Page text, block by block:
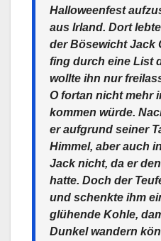
Halloweenfest
aus Irland. Dort
der Bösewicht Jack
fing durch eine List
wollte ihn nur
O fortan nicht mehr
kommen würde.
er aufgrund seiner
Himmel, aber auch
Jack nicht, da er
hatte. Doch der
und schenkte ihm
glühende Kohle,
Dunkel wandern